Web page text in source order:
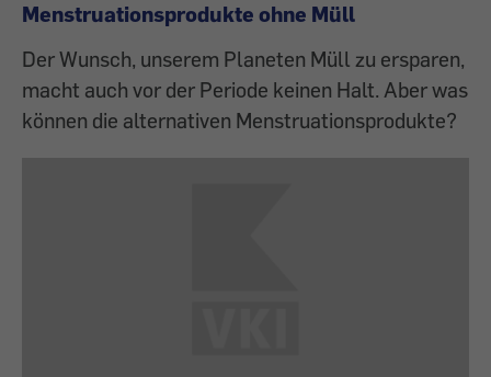
Menstruationsprodukte ohne Müll
Der Wunsch, unserem Planeten Müll zu ersparen,
macht auch vor der Periode keinen Halt. Aber was
können die alternativen Menstruationsprodukte?